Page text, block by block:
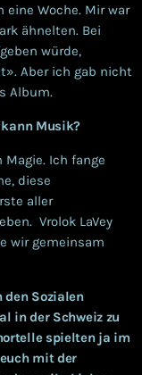
Woche. Mir war
ähnelten. Bei
würde,
Aber ich gab nicht
Album.
Musik?
Magie. Ich fange
diese
aller
Vrolok LaVey
wir gemeinsam
den Sozialen
in der Schweiz zu
spielten ja im
mit der